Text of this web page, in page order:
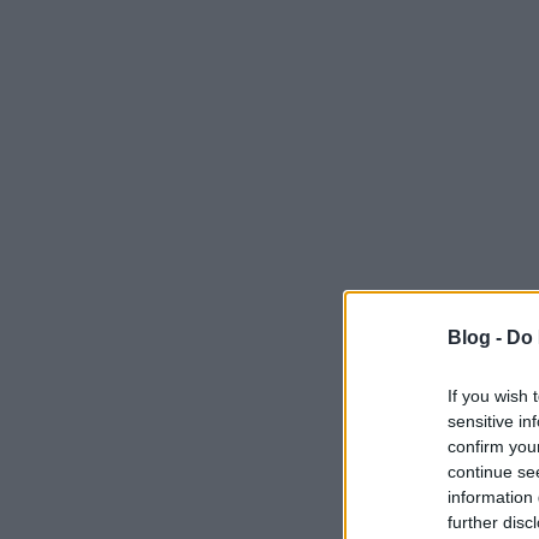
Blog -
If you wish
sensitive
confirm
continue
information
further